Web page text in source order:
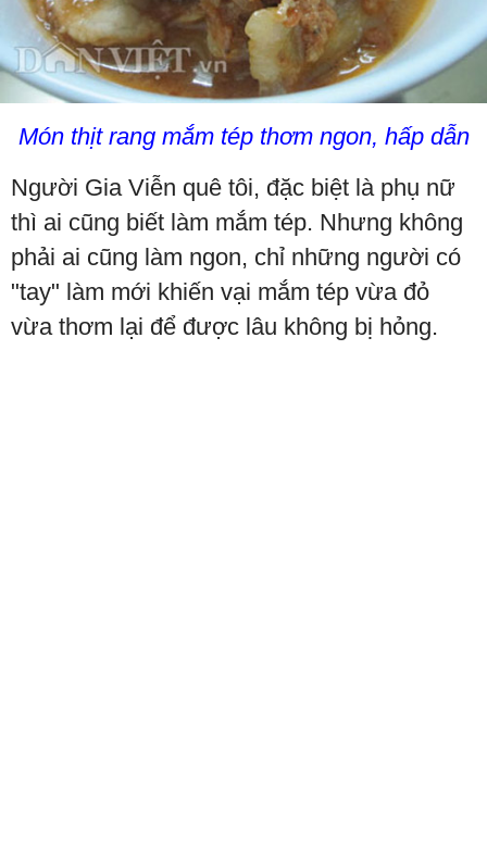
Món thịt rang mắm tép thơm ngon, hấp dẫn
Người Gia Viễn quê tôi, đặc biệt là phụ nữ
thì ai cũng biết làm mắm tép. Nhưng không
phải ai cũng làm ngon, chỉ những người có
"tay" làm mới khiến vại mắm tép vừa đỏ
vừa thơm lại để được lâu không bị hỏng.